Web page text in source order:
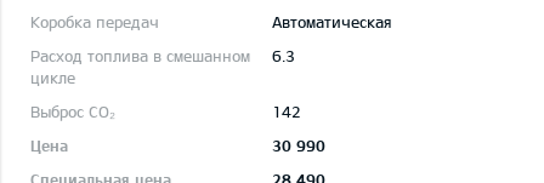
Автоматическая
6.3
142
30 990